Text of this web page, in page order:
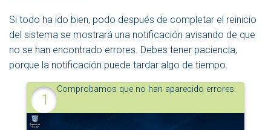
Si todo ha ido bien, podo después de completar el reinicio
del sistema se mostrará una notificación avisando de que
no se han encontrado errores. Debes tener paciencia,
porque la notificación puede tardar algo de tiempo.
Comprobamos que no han aparecido errores.